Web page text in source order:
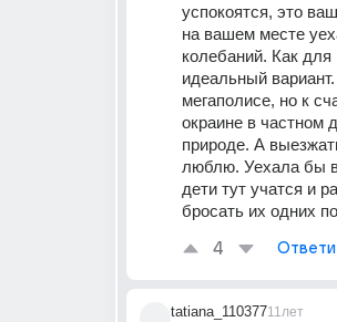
успокоятся, это
на вашем месте
колебаний. Как для
идеальный
мегаполисе, но к
окраине в частном
природе. А
люблю. Уехала бы
дети тут учатся и
бросать их одних
4
tatiana_11037711лет